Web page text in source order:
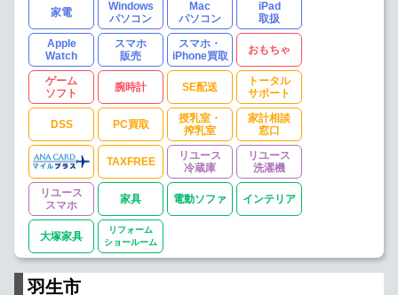
家電
Windows
パソコン
Mac
パソコン
iPad
取扱
Apple
Watch
スマホ
販売
スマホ・
iPhone買取
おもちゃ
ゲーム
ソフト
腕時計 SE配送
トータル
サポート
DSS PC買取
授乳室・
搾乳室
家計相談
窓口
TAXFREE
リユース
冷蔵庫
リユース
洗濯機
リユース
スマホ
家具 電動ソファ インテリア
大塚家具
リフォーム
ショールーム
羽生市